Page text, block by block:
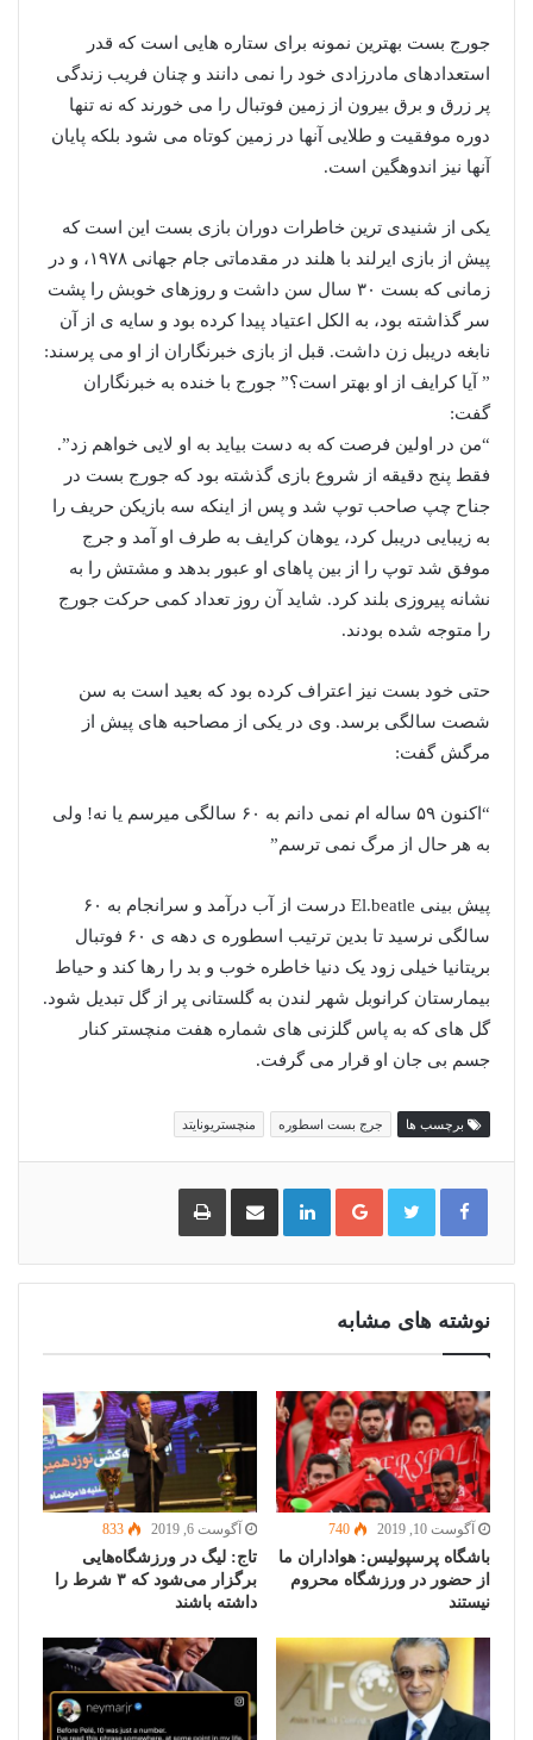
جورج بست بهترین نمونه براى ستاره هایی است که قدر
استعدادهاى مادرزادى خود را نمی دانند و چنان فریب زندگی
پر زرق و برق بیرون از زمین فوتبال را می خورند که نه تنها
دوره موفقیت و طلایی آنها در زمین کوتاه می شود بلکه پایان
آنها نیز اندوهگین است.
یکی از شنیدی ترین خاطرات دوران بازی بست این است که
پیش از بازی ایرلند با هلند در مقدماتی جام جهانی ١٩٧٨، و در
زمانی که بست ٣٠ سال سن داشت و روزهاى خوبش را پشت
سر گذاشته بود، به الکل اعتیاد پیدا کرده بود و سایه ى از آن
نابغه دریبل زن داشت. قبل از بازی خبرنگاران از او می پرسند:
” آیا کرایف از او بهتر است؟” جورج با خنده به خبرنگاران
گفت:
“من در اولین فرصت که به دست بیاید به او لایی خواهم زد”.
فقط پنج دقیقه از شروع بازى گذشته بود که جورج بست در
جناح چپ صاحب توپ شد و پس از اینکه سه بازیکن حریف را
به زیبایی دریبل کرد، یوهان کرایف به طرف او آمد و جرج
موفق شد توپ را از بین پاهای او عبور بدهد و مشتش را به
نشانه پیروزی بلند کرد. شاید آن روز تعداد کمی حرکت جورج
را متوجه شده بودند.
حتی خود بست نیز اعتراف کرده بود که بعید است به سن
شصت سالگی برسد. وی در یکی از مصاحبه های پیش از
مرگش گفت:
“اکنون ۵٩ ساله ام نمی دانم به ۶٠ سالگی میرسم یا نه! ولی
به هر حال از مرگ نمی ترسم”
پیش بینی El.beatle درست از آب درآمد و سرانجام به ۶٠
سالگی نرسید تا بدین ترتیب اسطوره ى دهه ى ۶٠ فوتبال
بریتانیا خیلی زود یک دنیا خاطره خوب و بد را رها کند و حیاط
بیمارستان کرانوبل شهر لندن به گلستانی پر از گل تبدیل شود.
گل هاى که به پاس گلزنی هاى شماره هفت منچستر کنار
جسم بی جان او قرار می گرفت.
برچسب ها جرج بست اسطوره منچستریونایتد
گوگل
پلاس
لینکدین اشتراک
گذاری
ایمیل
چاپ
نوشته های مشابه
آگوست 10, 2019 740
باشگاه پرسپولیس: هواداران ما
از حضور در ورزشگاه محروم
نیستند
آگوست 6, 2019 833
تاج: لیگ در ورزشگاه‌هایی
برگزار می‌شود که ۳ شرط را
داشته باشند